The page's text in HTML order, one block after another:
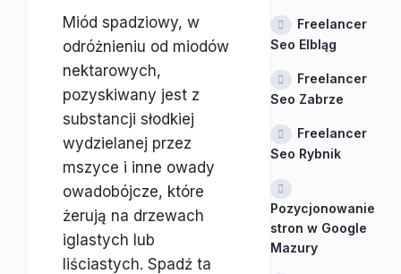
Miód spadziowy, w
odróżnieniu od miodów
nektarowych,
pozyskiwany jest z
substancji słodkiej
wydzielanej przez
mszyce i inne owady
owadobójcze, które
żerują na drzewach
iglastych lub
liściastych. Spadź ta
Freelancer
Seo Elbląg
Freelancer
Seo Zabrze
Freelancer
Seo Rybnik
Pozycjonowanie
stron w Google
Mazury